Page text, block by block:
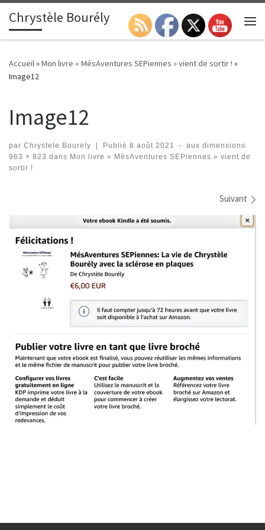
Passer au contenu
Chrystèle Bourély
Search
Accueil»Mon livre « MésAventures SEPiennes » vient de sortir ! »
Image12
Image12
par Chrystele Bourely | Publié 8 août 2021 -
aux dimensions
963 × 823 dans Mon livre « MésAventures SEPiennes » vient de
sortir !
Suivant